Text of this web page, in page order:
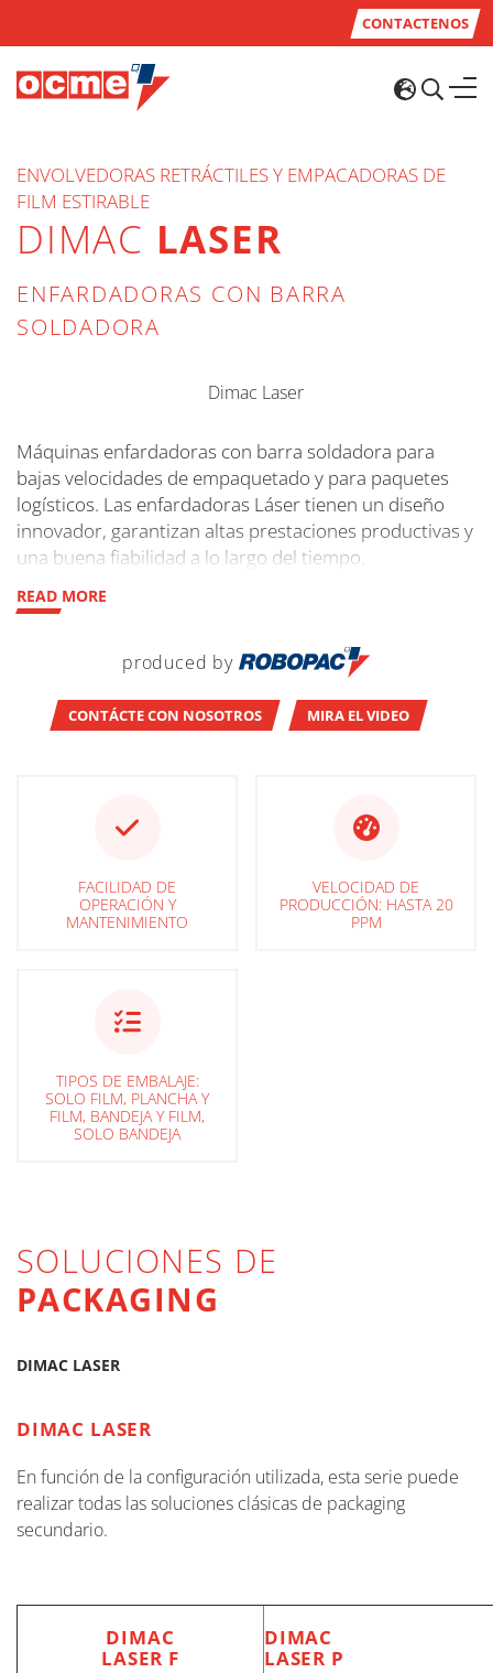
CONTACTENOS
ENVOLVEDORAS RETRÁCTILES Y EMPACADORAS DE
FILM ESTIRABLE
DIMAC LASER
ENFARDADORAS CON BARRA
SOLDADORA
Máquinas enfardadoras con barra soldadora para
bajas velocidades de empaquetado y para paquetes
logísticos. Las enfardadoras Láser tienen un diseño
innovador, garantizan altas prestaciones productivas y
una buena fiabilidad a lo largo del tiempo.
READ MORE
produced by
CONTÁCTE CON NOSOTROS MIRA EL VIDEO
FACILIDAD DE
OPERACIÓN Y
MANTENIMIENTO
VELOCIDAD DE
PRODUCCIÓN: HASTA 20
PPM
TIPOS DE EMBALAJE:
SOLO FILM, PLANCHA Y
FILM, BANDEJA Y FILM,
SOLO BANDEJA
SOLUCIONES DE
PACKAGING
DIMAC LASER
DIMAC LASER
En función de la configuración utilizada, esta serie puede
realizar todas las soluciones clásicas de packaging
secundario.
DIMAC
LASER F
DIMAC
LASER P